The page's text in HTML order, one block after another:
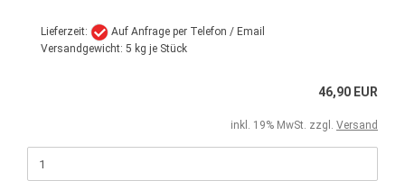
Lieferzeit:
Auf Anfrage per Telefon / Email
Versandgewicht: 5 kg je Stück
46,90 EUR
inkl. 19% MwSt. zzgl. Versand